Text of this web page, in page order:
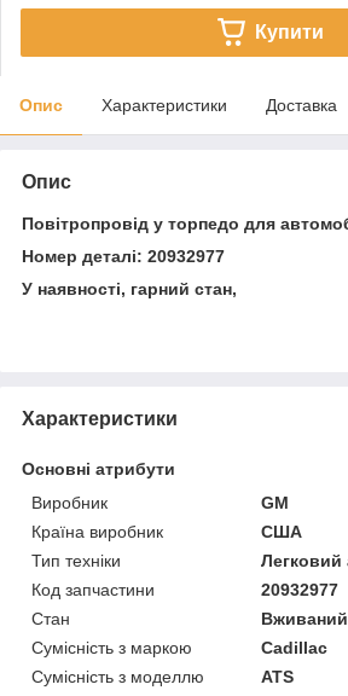
Купити
Опис Характеристики Доставка
Опис
Повітропровід у торпедо для
Номер деталі: 20932977
У наявності, гарний стан,
Характеристики
Основні атрибути
Виробник
GM
Країна виробник
США
Тип техніки
Легковий
Код запчастини
20932977
Стан
Вживаний
Сумісність з маркою
Cadillac
Сумісність з моделлю
ATS